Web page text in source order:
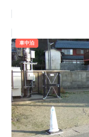
車中泊